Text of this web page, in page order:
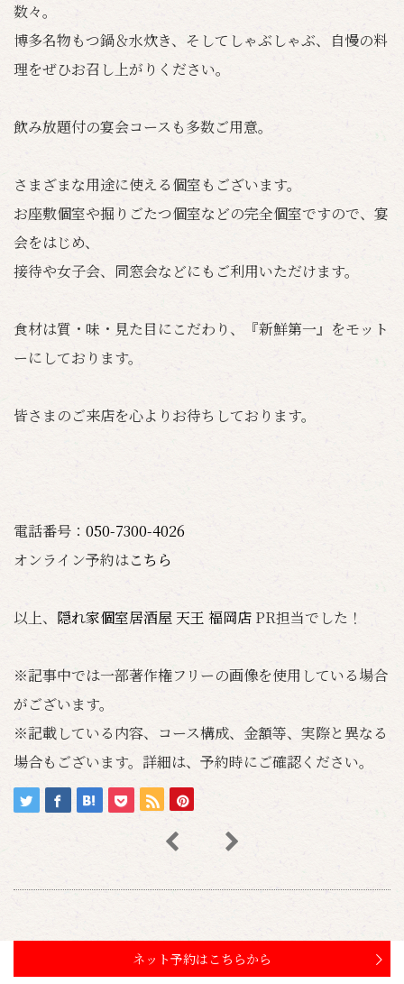
数々。
博多名物もつ鍋＆水炊き、そしてしゃぶしゃぶ、自慢の料
理をぜひお召し上がりください。
飲み放題付の宴会コースも多数ご用意。
さまざまな用途に使える個室もございます。
お座敷個室や掘りごたつ個室などの完全個室ですので、宴
会をはじめ、
接待や女子会、同窓会などにもご利用いただけます。
食材は質・味・見た目にこだわり、『新鮮第一』をモット
ーにしております。
皆さまのご来店を心よりお待ちしております。
電話番号： 050-7300-4026
オンライン予約はこちら
以上、 隠れ家個室居酒屋 天王 福岡店 PR担当でした！
※記事中では一部著作権フリーの画像を使用している場合
がございます。
※記載している内容、コース構成、金額等、実際と異なる
場合もございます。詳細は、予約時にご確認ください。
ネット予約はこちらから